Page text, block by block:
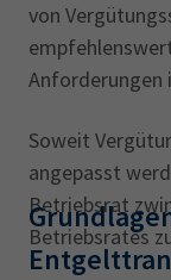
von
Anforderungen
Soweit
angepasst
Betriebsrat
Betriebsrates